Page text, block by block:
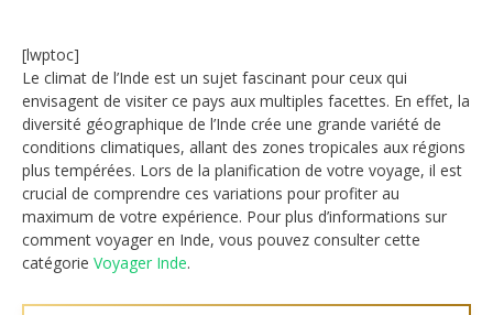
[lwptoc]
Le climat de l’Inde est un sujet fascinant pour ceux qui
envisagent de visiter ce pays aux multiples facettes. En effet, la
diversité géographique de l’Inde crée une grande variété de
conditions climatiques, allant des zones tropicales aux régions
plus tempérées. Lors de la planification de votre voyage, il est
crucial de comprendre ces variations pour profiter au
maximum de votre expérience. Pour plus d’informations sur
comment voyager en Inde, vous pouvez consulter cette
catégorie Voyager Inde.